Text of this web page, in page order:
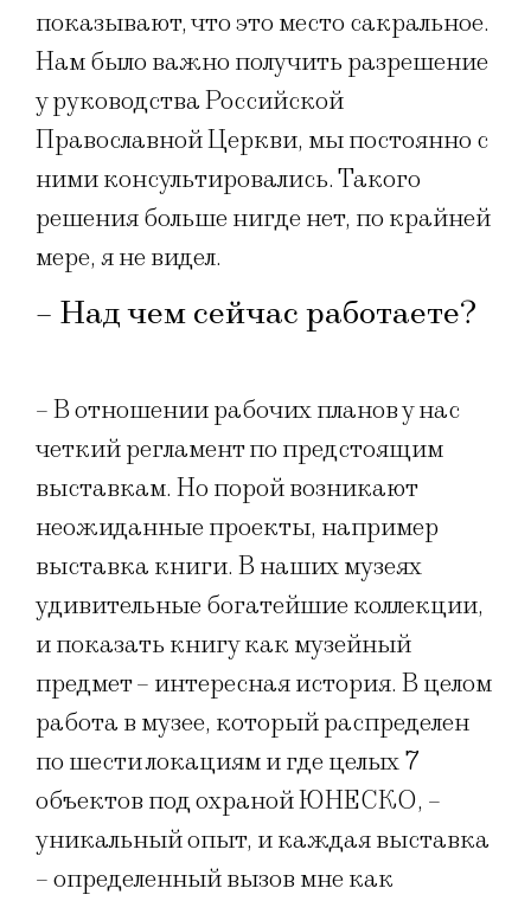
показывают, что это место сакральное.
Нам было важно получить разрешение
у руководства Российской
Православной Церкви, мы постоянно с
ними консультировались. Такого
решения больше нигде нет, по крайней
мере, я не видел.
– Над чем сейчас работаете?
– В отношении рабочих планов у нас
четкий регламент по предстоящим
выставкам. Но порой возникают
неожиданные проекты, например
выставка книги. В наших музеях
удивительные богатейшие коллекции,
и показать книгу как музейный
предмет – интересная история. В целом
работа в музее, который распределен
по шести локациям и где целых 7
объектов под охраной ЮНЕСКО, –
уникальный опыт, и каждая выставка
– определенный вызов мне как